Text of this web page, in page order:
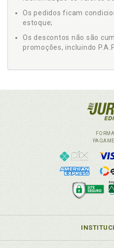
Os pedidos ficam
estoque;
Os descontos não são
promoções, incluindo